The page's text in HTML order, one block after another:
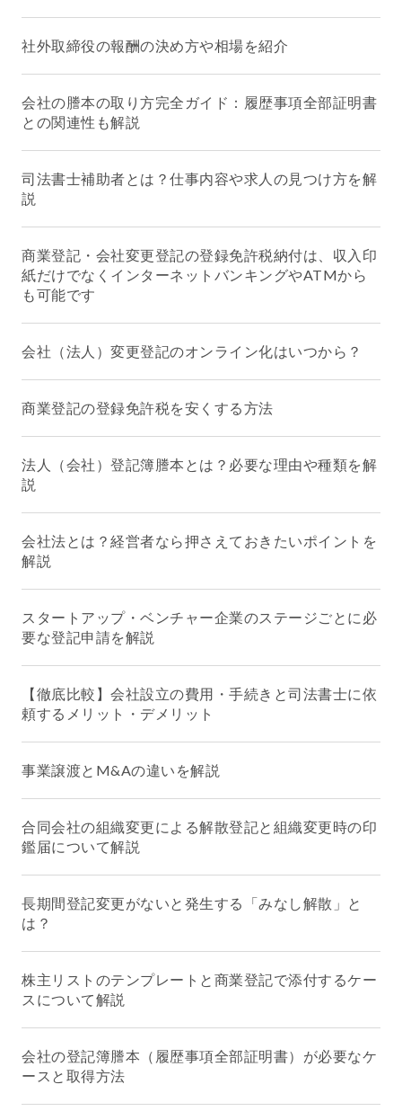
社外取締役の報酬の決め方や相場を紹介
会社の謄本の取り方完全ガイド：履歴事項全部証明書
との関連性も解説
司法書士補助者とは？仕事内容や求人の見つけ方を解
説
商業登記・会社変更登記の登録免許税納付は、収入印
紙だけでなくインターネットバンキングやATMから
も可能です
会社（法人）変更登記のオンライン化はいつから？
商業登記の登録免許税を安くする方法
法人（会社）登記簿謄本とは？必要な理由や種類を解
説
会社法とは？経営者なら押さえておきたいポイントを
解説
スタートアップ・ベンチャー企業のステージごとに必
要な登記申請を解説
【徹底比較】会社設立の費用・手続きと司法書士に依
頼するメリット・デメリット
事業譲渡とM&Aの違いを解説
合同会社の組織変更による解散登記と組織変更時の印
鑑届について解説
長期間登記変更がないと発生する「みなし解散」と
は？
株主リストのテンプレートと商業登記で添付するケー
スについて解説
会社の登記簿謄本（履歴事項全部証明書）が必要なケ
ースと取得方法